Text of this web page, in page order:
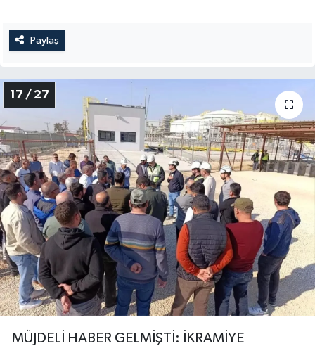
Paylaş
17 / 27
MÜJDELİ HABER GELMİŞTİ: İKRAMİYE